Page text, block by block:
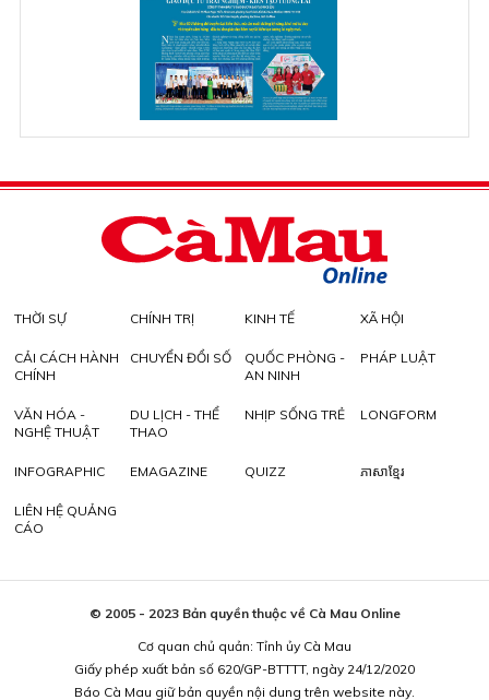
THỜI SỰ CHÍNH TRỊ KINH TẾ XÃ HỘI
CẢI CÁCH HÀNH
CHÍNH
CHUYỂN ĐỔI SỐ
QUỐC PHÒNG -
AN NINH
PHÁP LUẬT
VĂN HÓA -
NGHỆ THUẬT
DU LỊCH - THỂ
THAO
NHỊP SỐNG TRẺ LONGFORM
INFOGRAPHIC EMAGAZINE QUIZZ ភាសាខ្មែរ
LIÊN HỆ QUẢNG
CÁO
© 2005 - 2023 Bản quyền thuộc về Cà Mau Online
Cơ quan chủ quản: Tỉnh ủy Cà Mau
Giấy phép xuất bản số 620/GP-BTTTT, ngày 24/12/2020
Báo Cà Mau giữ bản quyền nội dung trên website này.